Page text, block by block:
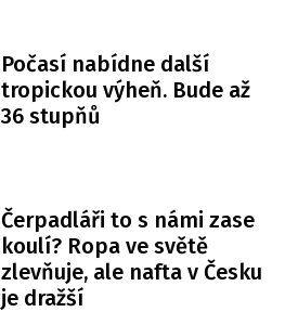
Počasí nabídne další
tropickou výheň. Bude až
36 stupňů
Čerpadláři to s námi zase
koulí? Ropa ve světě
zlevňuje, ale nafta v Česku
je dražší